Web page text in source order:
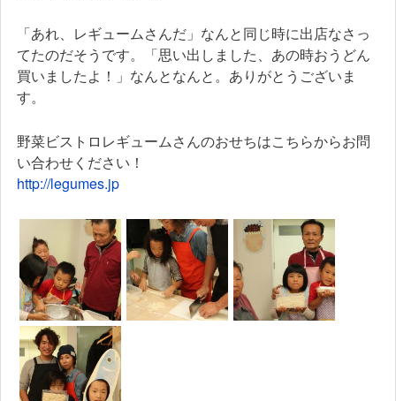
「あれ、レギュームさんだ」なんと同じ時に出店なさっ
てたのだそうです。「思い出しました、あの時おうどん
買いましたよ！」なんとなんと。ありがとうございま
す。
野菜ビストロレギュームさんのおせちはこちらからお問
い合わせください！
http://legumes.jp